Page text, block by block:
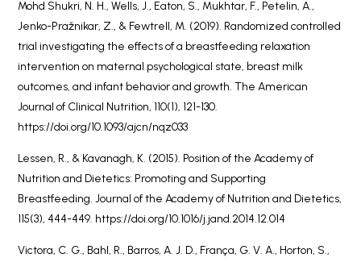
Mohd Shukri, N. H., Wells, J., Eaton, S., Mukhtar, F., Petelin, A.,
Jenko-Pražnikar, Z., & Fewtrell, M. (2019). Randomized controlled
trial investigating the effects of a breastfeeding relaxation
intervention on maternal psychological state, breast milk
outcomes, and infant behavior and growth. The American
Journal of Clinical Nutrition, 110(1), 121-130.
https://doi.org/10.1093/ajcn/nqz033
Lessen, R., & Kavanagh, K. (2015). Position of the Academy of
Nutrition and Dietetics: Promoting and Supporting
Breastfeeding. Journal of the Academy of Nutrition and Dietetics,
115(3), 444-449. https://doi.org/10.1016/j.jand.2014.12.014
Victora, C. G., Bahl, R., Barros, A. J. D., França, G. V. A., Horton, S.,